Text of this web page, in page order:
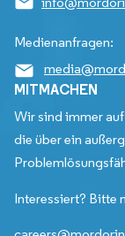
Medienanfragen:
MITMACHEN
Wir sind immer
die über ein
Interessiert? Bitte